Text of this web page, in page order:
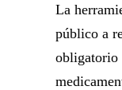
La
público a
obligatorio